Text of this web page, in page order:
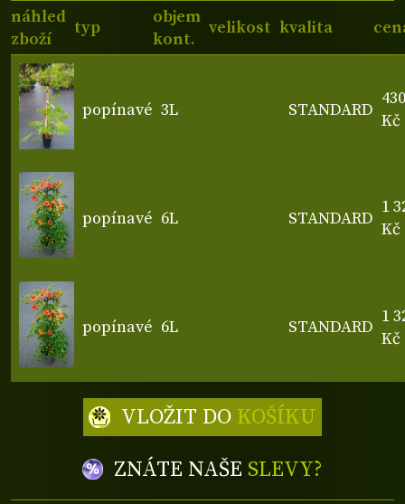
náhled
zboží
typ
objem
kont.
velikost kvalita
popínavé 3L STANDARD
430
Kč
popínavé 6L STANDARD
1
Kč
popínavé 6L STANDARD
1
Kč
ZNÁTE NAŠE SLEVY?
VLOŽIT DO KOŠÍKU